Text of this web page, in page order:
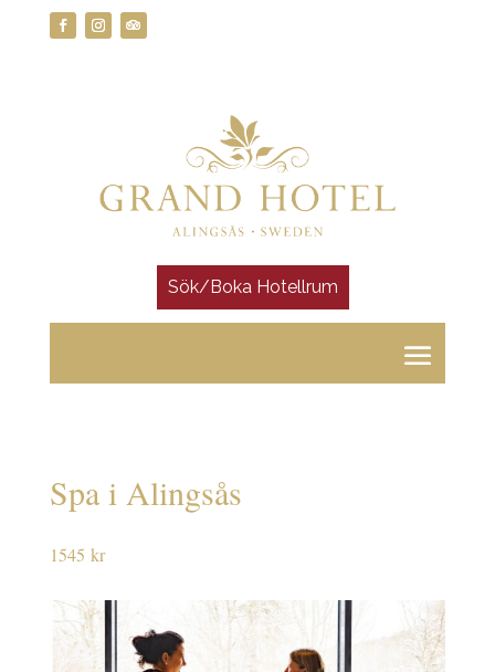
Spa i Alingsås
1545 kr